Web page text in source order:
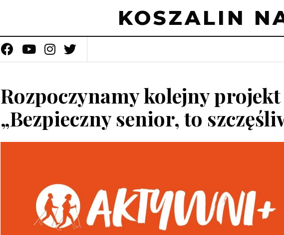
KOSZALIN
Rozpoczynamy kolejny
„Bezpieczny senior, to